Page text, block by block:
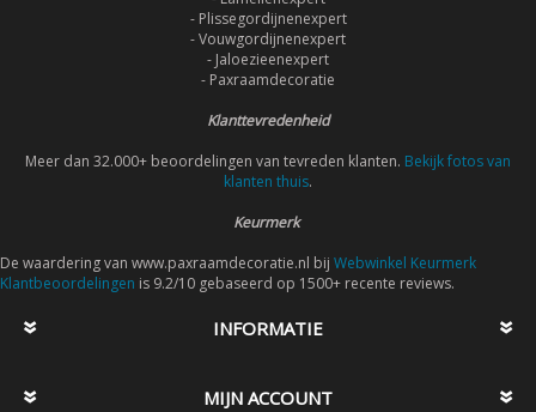
- Plissegordijnenexpert
- Vouwgordijnenexpert
- Jaloezieenexpert
- Paxraamdecoratie
Klanttevredenheid
Meer dan 32.000+ beoordelingen van tevreden klanten. Bekijk fotos van
klanten thuis.
Keurmerk
De waardering van www.paxraamdecoratie.nl bij Webwinkel Keurmerk
Klantbeoordelingen is 9.2/10 gebaseerd op 1500+ recente reviews.
INFORMATIE
MIJN ACCOUNT